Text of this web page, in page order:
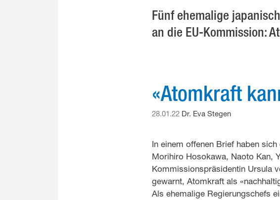
Fünf ehemalige
an die EU-Kommission:
«Atomkraft
28.01.22 Dr. Eva Stegen
In einem offenen Brief haben
Morihiro Hosokawa, Naoto Kan,
Kommissionspräsidentin Ursula
gewarnt, Atomkraft als
Als ehemalige Regierungschefs